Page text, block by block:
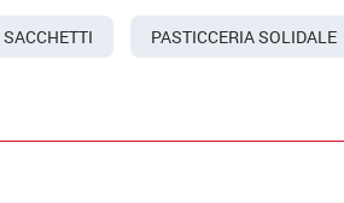
PASTICCERIA SOLIDALE